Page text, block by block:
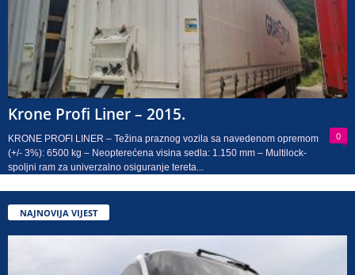
Krone Profi Liner – 2015.
0
KRONE PROFI LINER – Težina praznog vozila sa navedenom opremom
(+/- 3%): 6500 kg – Neopterećena visina sedla: 1.150 mm – Multilock-
spoljni ram za univerzalno osiguranje tereta...
NAJNOVIJA VIJEST